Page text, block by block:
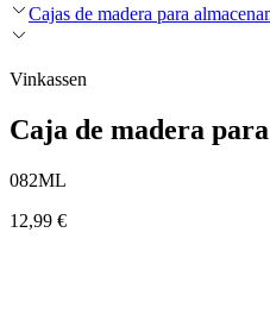
Cajas de madera para
Vinkassen
Caja de madera
082ML
12,99 €